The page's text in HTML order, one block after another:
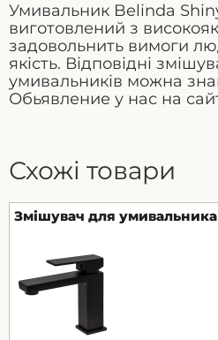
Умивальник Belinda
виготовлений з
задовольнить вимоги
якість. Відповідні
умивальників можна
Обьявление у нас на
Схожі товари
Змішувач для умивальника